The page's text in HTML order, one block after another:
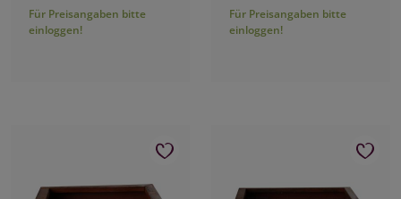
Für Preisangaben bitte
einloggen!
Für Preisangaben bitte
einloggen!